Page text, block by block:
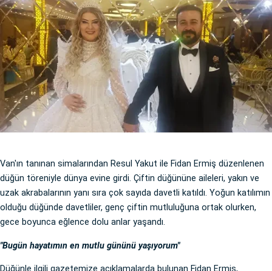
Van'ın tanınan simalarından Resul Yakut ile Fidan Ermiş düzenlenen
düğün töreniyle dünya evine girdi. Çiftin düğününe aileleri, yakın ve
uzak akrabalarının yanı sıra çok sayıda davetli katıldı. Yoğun katılımın
olduğu düğünde davetliler, genç çiftin mutluluğuna ortak olurken,
gece boyunca eğlence dolu anlar yaşandı.
"Bugün hayatımın en mutlu gününü yaşıyorum"
Düğünle ilgili gazetemize açıklamalarda bulunan Fidan Ermiş,